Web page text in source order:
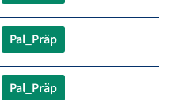
Pal_Präp
Pal_Präp